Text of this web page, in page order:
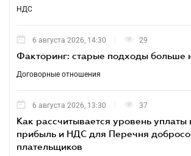
НДС
6 августа 2026, 14:30 29
Факторинг: старые подходы больше
Договорные отношения
6 августа 2026, 13:30 37
Как рассчитывается уровень уплаты
прибыль и НДС для Перечня
плательщиков